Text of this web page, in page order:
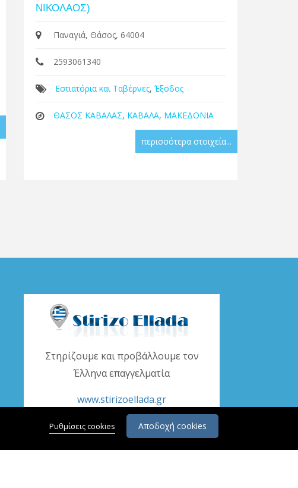
ΝΙΚΟΛΑΟΣ)
Παναγιά, Θάσος, 64004
2593061340
Εστιατόρια και Ταβέρνες, Έξοδος
ΘΑΣΟΣ ΚΑΒΑΛΑΣ, ΚΑΒΑΛΑ, ΜΑΚΕΔΟΝΙΑ
περισσότερα στοιχεία...
Στηρίζουμε και προβάλλουμε τον
Έλληνα επαγγελματία
www.stirizoellada.gr
Ρυθμίσεις cookies Αποδοχή cookies